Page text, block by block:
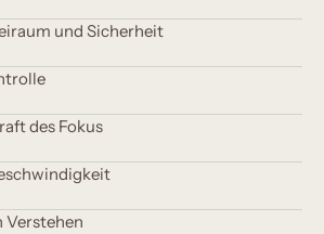
und Sicherheit
des Fokus
Verstehen